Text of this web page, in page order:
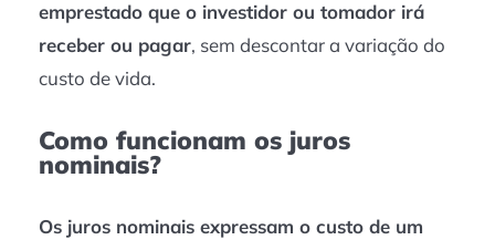
emprestado que o investidor ou tomador irá
receber ou pagar, sem descontar a variação do
custo de vida.
Como funcionam os juros
nominais?
Os juros nominais expressam o custo de um